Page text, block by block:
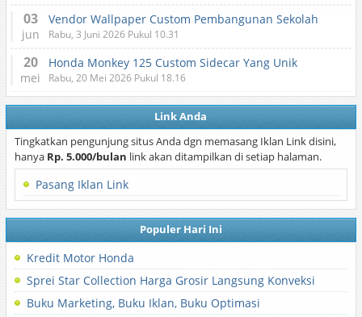
03
jun
Vendor Wallpaper Custom Pembangunan Sekolah
Rabu, 3 Juni 2026 Pukul 10.31
20
mei
Honda Monkey 125 Custom Sidecar Yang Unik
Rabu, 20 Mei 2026 Pukul 18.16
Link Anda
Tingkatkan pengunjung situs Anda dgn memasang Iklan Link disini,
hanya Rp. 5.000/bulan link akan ditampilkan di setiap halaman.
Pasang Iklan Link
Populer Hari Ini
Kredit Motor Honda
Sprei Star Collection Harga Grosir Langsung Konveksi
Buku Marketing, Buku Iklan, Buku Optimasi